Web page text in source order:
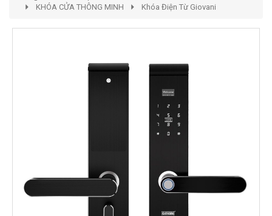
KHÓA CỬA THÔNG MINH
Khóa Điện Từ Giovani